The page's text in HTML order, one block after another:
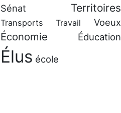
Sénat Territoires
Transports Travail Voeux
Économie Éducation
Élus école